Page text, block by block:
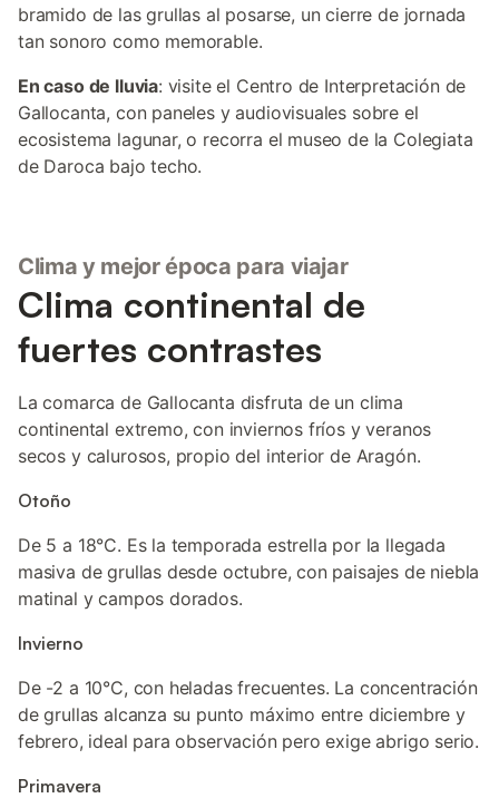
bramido de las grullas al posarse, un cierre de jornada
tan sonoro como memorable.
En caso de lluvia: visite el Centro de Interpretación de
Gallocanta, con paneles y audiovisuales sobre el
ecosistema lagunar, o recorra el museo de la Colegiata
de Daroca bajo techo.
Clima y mejor época para viajar
Clima continental de
fuertes contrastes
La comarca de Gallocanta disfruta de un clima
continental extremo, con inviernos fríos y veranos
secos y calurosos, propio del interior de Aragón.
Otoño
De 5 a 18°C. Es la temporada estrella por la llegada
masiva de grullas desde octubre, con paisajes de niebla
matinal y campos dorados.
Invierno
De -2 a 10°C, con heladas frecuentes. La concentración
de grullas alcanza su punto máximo entre diciembre y
febrero, ideal para observación pero exige abrigo serio.
Primavera